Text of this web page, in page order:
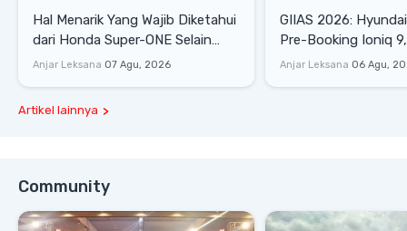
Hal Menarik Yang Wajib Diketahui
dari Honda Super-ONE Selain
Harga
Anjar Leksana 07 Agu, 2026
GIIAS 2026:
Pre-Booking Ioniq
Rp1,49 Miliar
Anjar Leksana 06 Agu,
Artikel lainnya
Community